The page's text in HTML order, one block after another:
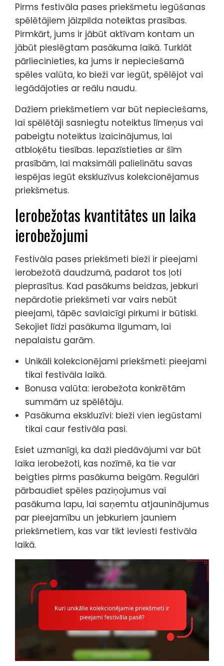
Pirms festivāla pases priekšmetu iegūšanas
spēlētājiem jāizpilda noteiktas prasības.
Pirmkārt, jums ir jābūt aktīvam kontam un
jābūt pieslēgtam pasākuma laikā. Turklāt
pārliecinieties, ka jums ir nepieciešamā
spēles valūta, ko bieži var iegūt, spēlējot vai
iegādājoties ar reālu naudu.
Dažiem priekšmetiem var būt nepieciešams,
lai spēlētāji sasniegtu noteiktus līmeņus vai
pabeigtu noteiktus izaicinājumus, lai
atbloķētu tiesības. Iepazīstieties ar šīm
prasībām, lai maksimāli palielinātu savas
iespējas iegūt ekskluzīvus kolekcionējamus
priekšmetus.
Ierobežotas kvantitātes un laika
ierobežojumi
Festivāla pases priekšmeti bieži ir pieejami
ierobežotā daudzumā, padarot tos ļoti
pieprasītus. Kad pasākums beidzas, jebkuri
nepārdotie priekšmeti var vairs nebūt
pieejami, tāpēc savlaicīgi pirkumi ir būtiski.
Sekojiet līdzi pasākuma ilgumam, lai
nepalaistu garām.
Unikāli kolekcionējami priekšmeti: pieejami
tikai festivāla laikā.
Bonusa valūta: ierobežota konkrētām
summām uz spēlētāju.
Pasākuma ekskluzīvi: bieži vien iegūstami
tikai caur festivāla pasi.
Esiet uzmanīgi, ka daži piedāvājumi var būt
laika ierobežoti, kas nozīmē, ka tie var
beigties pirms pasākuma beigām. Regulāri
pārbaudiet spēles paziņojumus vai
pasākuma lapu, lai saņemtu atjauninājumus
par pieejamību un jebkuriem jauniem
priekšmetiem, kas var tikt ieviesti festivāla
laikā.